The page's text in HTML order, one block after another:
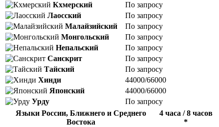
Кхмерский
По запросу
Лаосский
По запросу
Малайзийский
По запросу
Монгольский
По запросу
Непальский
По запросу
Санскрит
По запросу
Тайский
По запросу
Хинди
44000/66000
Японский
44000/66000
Урду
По запросу
Языки России, Ближнего и Среднего
Востока
4 часа / 8 часов
*